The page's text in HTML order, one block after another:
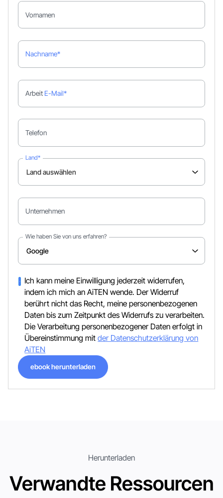
Vornamen
Nachname*
Arbeit E-Mail*
Telefon
Land*
Unternehmen
Wie haben Sie von uns erfahren?
Ich kann meine Einwilligung jederzeit widerrufen,
indem ich mich an AiTEN wende. Der Widerruf
berührt nicht das Recht, meine personenbezogenen
Daten bis zum Zeitpunkt des Widerrufs zu verarbeiten.
Die Verarbeitung personenbezogener Daten erfolgt in
Übereinstimmung mitder Datenschutzerklärung von
AiTEN
ebook herunterladen
Herunterladen
Verwandte Ressourcen